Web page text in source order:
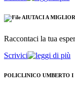
AIUTACI A
Raccontaci la tua
Scrivici
POLICLINICO UMBERTO I